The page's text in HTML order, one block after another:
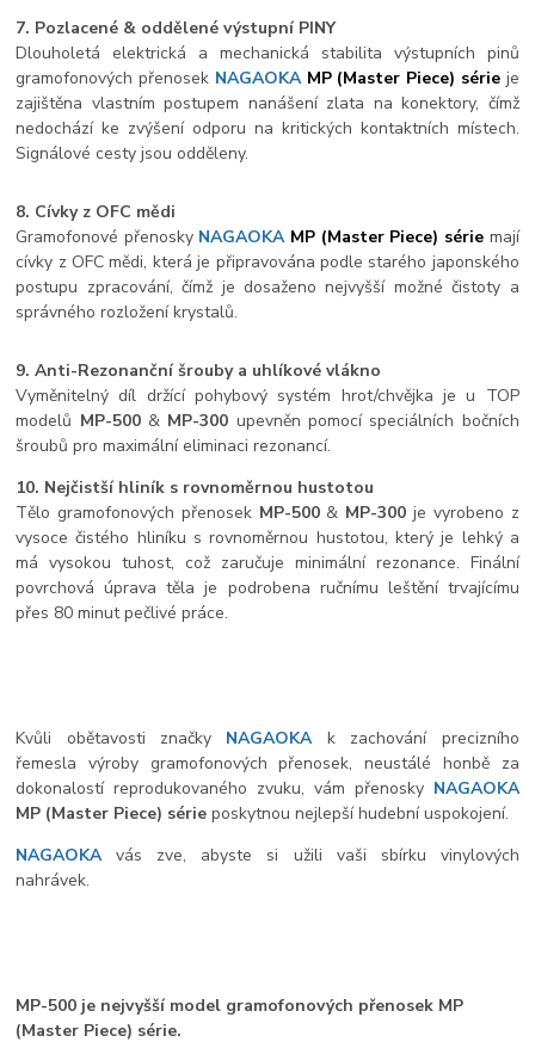
7. Pozlacené & oddělené výstupní PINY
Dlouholetá elektrická a mechanická stabilita výstupních pinů
gramofonových přenosek NAGAOKA MP (Master Piece) série je
zajištěna vlastním postupem nanášení zlata na konektory, čímž
nedochází ke zvýšení odporu na kritických kontaktních místech.
Signálové cesty jsou odděleny.
8. Cívky z OFC mědi
Gramofonové přenosky NAGAOKA MP (Master Piece) série mají
cívky z OFC mědi, která je připravována podle starého japonského
postupu zpracování, čímž je dosaženo nejvyšší možné čistoty a
správného rozložení krystalů.
9. Anti-Rezonanční šrouby a uhlíkové vlákno
Vyměnitelný díl držící pohybový systém hrot/chvějka je u TOP
modelů MP-500& MP-300 upevněn pomocí speciálních bočních
šroubů pro maximální eliminaci rezonancí.
10. Nejčistší hliník s rovnoměrnou hustotou
Tělo gramofonových přenosek MP-500& MP-300 je vyrobeno z
vysoce čistého hliníku s rovnoměrnou hustotou, který je lehký a
má vysokou tuhost, což zaručuje minimální rezonance. Finální
povrchová úprava těla je podrobena ručnímu leštění trvajícímu
přes 80 minut pečlivé práce.
Kvůli obětavosti značky NAGAOKAk zachování precizního
řemesla výroby gramofonových přenosek, neustálé honbě za
dokonalostí reprodukovaného zvuku, vám přenosky NAGAOKA
MP (Master Piece) série poskytnou nejlepší hudební uspokojení.
NAGAOKAvás zve, abyste si užili vaši sbírku vinylových
nahrávek.
MP-500 je nejvyšší model gramofonových přenosek MP
(Master Piece) série.